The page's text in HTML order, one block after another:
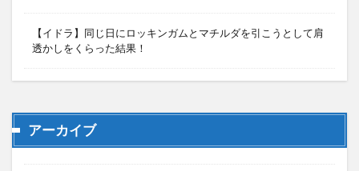
【イドラ】同じ日にロッキンガムとマチルダを引こうとして肩
透かしをくらった結果！
アーカイブ